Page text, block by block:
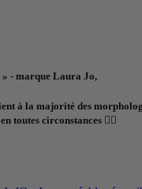
» - marque Laura Jo,
à la majorité des
toutes circonstances 👌🏼